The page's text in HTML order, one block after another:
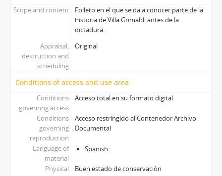
Scope and content
Folleto en el que se da a conocer parte de la
historia de Villa Grimaldi antes de la
dictadura.
Appraisal,
destruction and
scheduling
Original
Conditions of access and use area
Conditions
governing access
Acceso total en su formato digital
Conditions
governing
reproduction
Acceso restringido al Contenedor Archivo
Documental
Language of
material
Spanish
Physical
Buen estado de conservación